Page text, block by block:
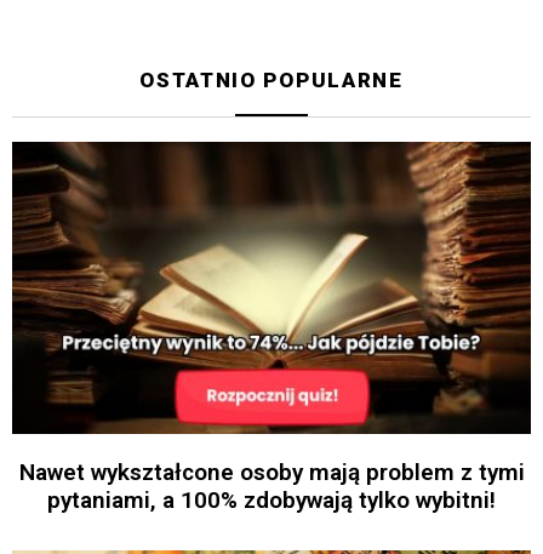
OSTATNIO POPULARNE
Nawet wykształcone osoby mają problem z tymi
pytaniami, a 100% zdobywają tylko wybitni!